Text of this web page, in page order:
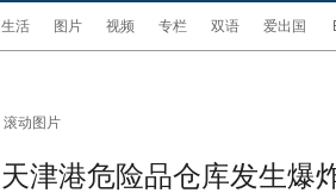
生活 图片 视频 专栏 双语 爱出国
滚动图片
天津港危险品仓库发生爆